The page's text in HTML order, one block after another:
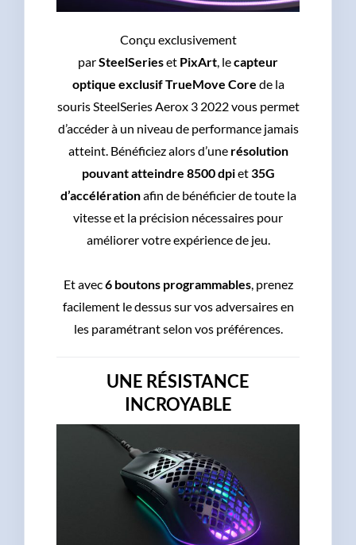
Conçu exclusivement
parSteelSerieset PixArt, lecapteur
optique exclusif TrueMove Core de la
souris SteelSeries Aerox 3 2022 vous permet
d’accéder à un niveau de performance jamais
atteint. Bénéficiez alors d’une résolution
pouvant atteindre 8500 dpiet35G
d’accélérationafin de bénéficier de toute la
vitesse et la précision nécessaires pour
améliorer votre expérience de jeu.
Et avec6 boutons programmables, prenez
facilement le dessus sur vos adversaires en
les paramétrant selon vos préférences.
UNE RÉSISTANCE
INCROYABLE